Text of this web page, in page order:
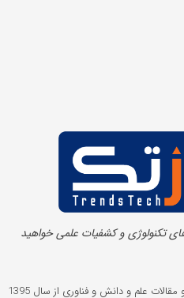
تکنولوژی و کشفیات علمی خواهید
ترندز تک، سیستم جامع بروزترین اخبار و مقالات علم و دانش و فناوری از سال 1395